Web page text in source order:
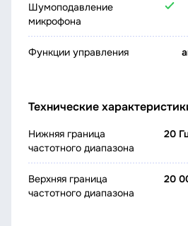
Шумоподавление
микрофона
Функции управления
Технические
Нижняя граница
частотного диапазона
20
Верхняя граница
частотного диапазона
20